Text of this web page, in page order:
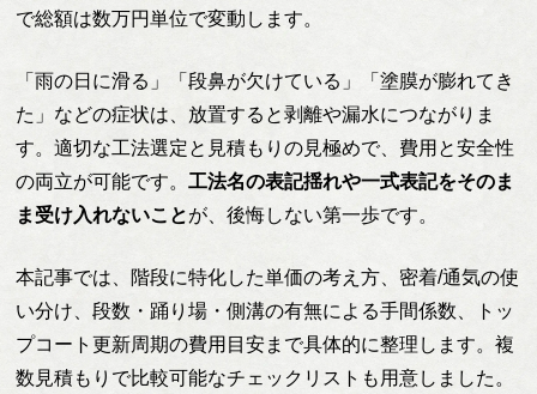
で総額は数万円単位で変動します。
「雨の日に滑る」「段鼻が欠けている」「塗膜が膨れてき
た」などの症状は、放置すると剥離や漏水につながりま
す。適切な工法選定と見積もりの見極めで、費用と安全性
の両立が可能です。工法名の表記揺れや一式表記をそのま
ま受け入れないことが、後悔しない第一歩です。
本記事では、階段に特化した単価の考え方、密着/通気の使
い分け、段数・踊り場・側溝の有無による手間係数、トッ
プコート更新周期の費用目安まで具体的に整理します。複
数見積もりで比較可能なチェックリストも用意しました。